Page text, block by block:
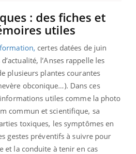
: des fiches et
utiles
certes datées de juin
l’Anses rappelle les
plusieurs plantes courantes
obconique…). Dans ces
utiles comme la photo
commun et scientifique, sa
toxiques, les symptômes en
gestes préventifs à suivre pour
et la conduite à tenir en cas